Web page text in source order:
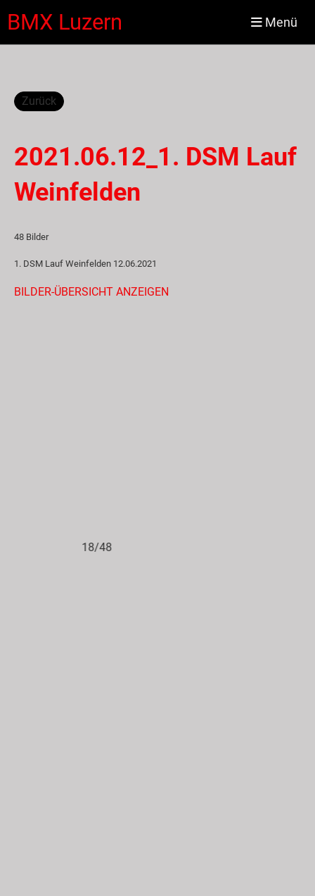
BMX Luzern Menü
Zurück
2021.06.12_1. DSM Lauf
Weinfelden
48 Bilder
1. DSM Lauf Weinfelden 12.06.2021
BILDER-ÜBERSICHT ANZEIGEN